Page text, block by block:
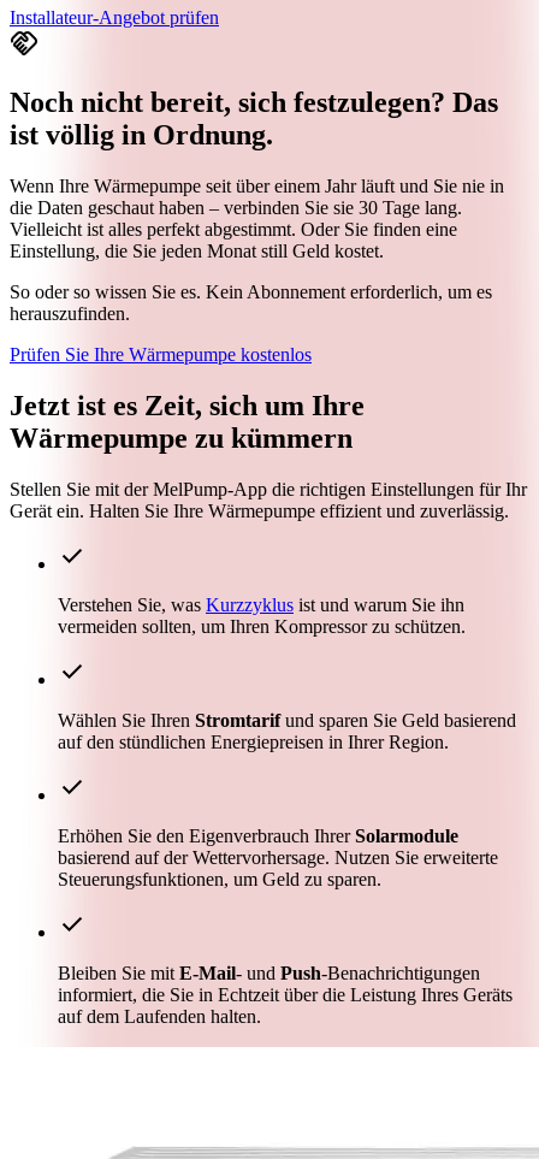
Installateur‑Angebot prüfen
handshake
Noch nicht bereit, sich festzulegen? Das
ist völlig in Ordnung.
Wenn Ihre Wärmepumpe seit über einem Jahr läuft und Sie nie in
die Daten geschaut haben – verbinden Sie sie 30 Tage lang.
Vielleicht ist alles perfekt abgestimmt. Oder Sie finden eine
Einstellung, die Sie jeden Monat still Geld kostet.
So oder so wissen Sie es. Kein Abonnement erforderlich, um es
herauszufinden.
Prüfen Sie Ihre Wärmepumpe kostenlos
Jetzt ist es Zeit, sich um Ihre
Wärmepumpe zu kümmern
Stellen Sie mit der MelPump‑App die richtigen Einstellungen für Ihr
Gerät ein. Halten Sie Ihre Wärmepumpe effizient und zuverlässig.
check
Verstehen Sie, was Kurzzyklus ist und warum Sie ihn
vermeiden sollten, um Ihren Kompressor zu schützen.
check
Wählen Sie Ihren Stromtarifund sparen Sie Geld basierend
auf den stündlichen Energiepreisen in Ihrer Region.
check
Erhöhen Sie den Eigenverbrauch IhrerSolarmodule
basierend auf der Wettervorhersage. Nutzen Sie erweiterte
Steuerungsfunktionen, um Geld zu sparen.
check
Bleiben Sie mit E‑Mail- und Push-Benachrichtigungen
informiert, die Sie in Echtzeit über die Leistung Ihres Geräts
auf dem Laufenden halten.